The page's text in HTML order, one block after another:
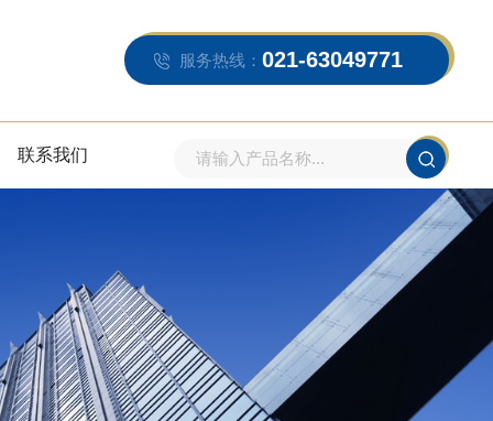
服务热线： 021-63049771
联系我们